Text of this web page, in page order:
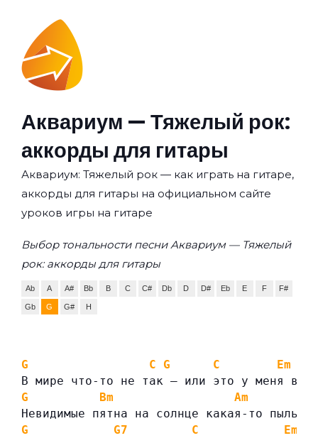
Аквариум — Тяжелый рок:
аккорды для гитары
Аквариум: Тяжелый рок — как играть на гитаре,
аккорды для гитары на официальном сайте
уроков игры на гитаре
Выбор тональности песни Аквариум — Тяжелый
рок: аккорды для гитары
Ab A A# Bb B C C# Db D D# Eb E F F#
Gb G G# H
G C G C
Em
В мире что-то не так — или это у меня в
G
Bm
Am
Невидимые пятна на солнце какая-то пыль
G
G7 C
Em